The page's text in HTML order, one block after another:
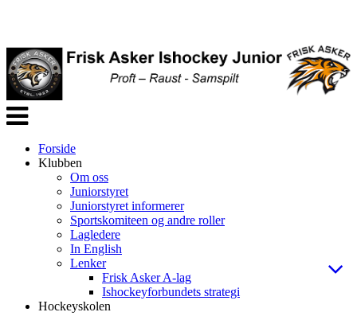
Veksle
navigasjon
Forside
Klubben
Om oss
Juniorstyret
Juniorstyret informerer
Sportskomiteen og andre roller
Lagledere
In English
Lenker
Frisk Asker A-lag
Ishockeyforbundets strategi
Hockeyskolen